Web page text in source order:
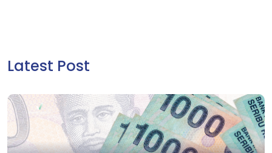
Latest Post